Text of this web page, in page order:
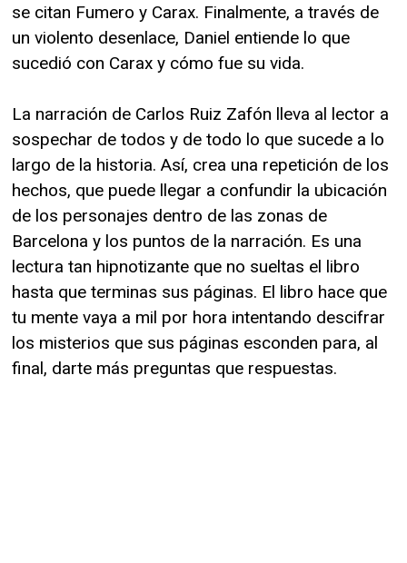
se citan Fumero y Carax. Finalmente, a través de
un violento desenlace, Daniel entiende lo que
sucedió con Carax y cómo fue su vida.
La narración de Carlos Ruiz Zafón lleva al lector a
sospechar de todos y de todo lo que sucede a lo
largo de la historia. Así, crea una repetición de los
hechos, que puede llegar a confundir la ubicación
de los personajes dentro de las zonas de
Barcelona y los puntos de la narración. Es una
lectura tan hipnotizante que no sueltas el libro
hasta que terminas sus páginas. El libro hace que
tu mente vaya a mil por hora intentando descifrar
los misterios que sus páginas esconden para, al
final, darte más preguntas que respuestas.